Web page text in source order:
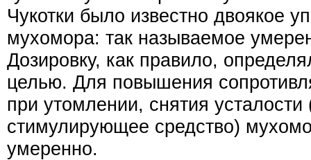
Чукотки было известно двоякое
мухомора: так называемое
Дозировку, как правило,
целью. Для повышения
при утомлении, снятия
стимулирующее средство)
умеренно.